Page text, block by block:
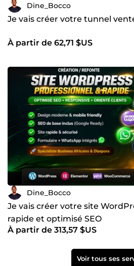
Dine_Bocco
Je vais créer votre tunnel
À partir de 62,71 $US
Dine_Bocco
Je vais créer votre site
rapide et optimisé SEO
À partir de 313,57 $US
Voir tous ses